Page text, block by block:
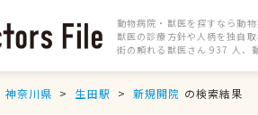
動物病院・獣医を探すなら動
獣医の診療方針や人柄を独自
街の頼れる獣医さん 937 人
神奈川県 生田駅 新規開院 の検索結果